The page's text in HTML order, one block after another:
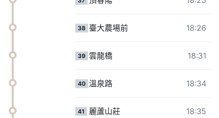
38 臺大農場前 18:26
39 雲龍橋 18:31
40 溫泉路 18:34
41 麗蘆山莊 18:35